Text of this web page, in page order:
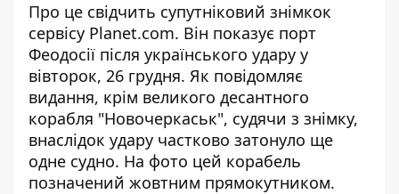
Про це свідчить супутніковий знімкок
сервісу Planet.com. Він показує порт
Феодосії після українського удару у
вівторок, 26 грудня. Як повідомляє
видання, крім великого десантного
корабля "Новочеркаськ", судячи з знімку,
внаслідок удару частково затонуло ще
одне судно. На фото цей корабель
позначений жовтним прямокутником.